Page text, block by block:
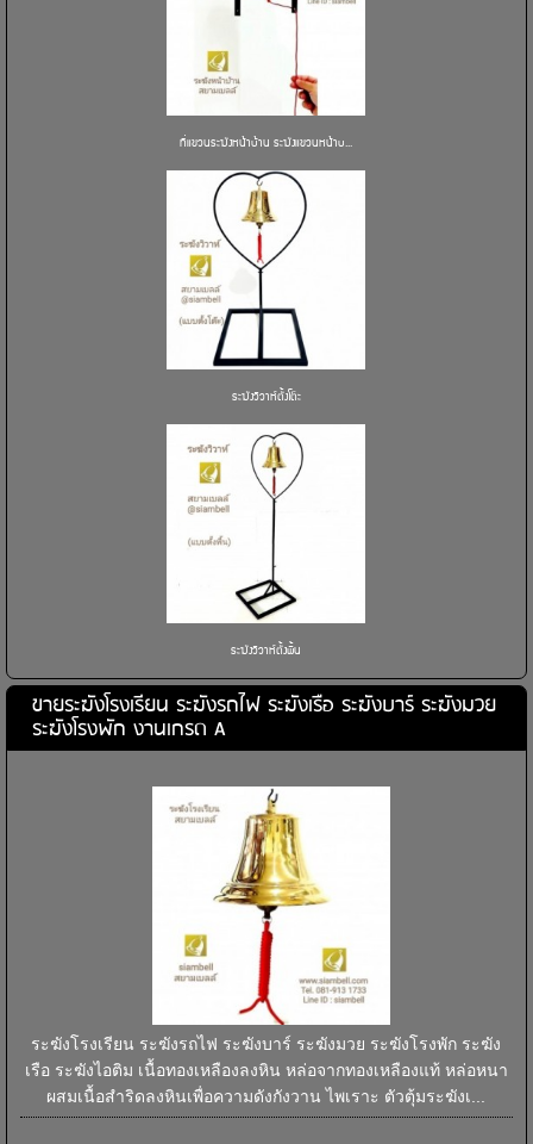
ที่แขวนระฆังหน้าบ้าน ระฆังแขวนหน้าบ...
ระฆังวิวาห์ตั้งโต๊ะ
ระฆังวิวาห์ตั้งพื้น
ขายระฆังโรงเรียน ระฆังรถไฟ ระฆังเรือ ระฆังบาร์ ระฆังมวย
ระฆังโรงพัก งานเกรด A
ระฆังโรงเรียน ระฆังรถไฟ ระฆังบาร์ ระฆังมวย ระฆังโรงพัก ระฆัง
เรือ ระฆังไอติม เนื้อทองเหลืองลงหิน หล่อจากทองเหลืองแท้ หล่อหนา
ผสมเนื้อสำริดลงหินเพื่อความดังกังวาน ไพเราะ ตัวตุ้มระฆังเ...